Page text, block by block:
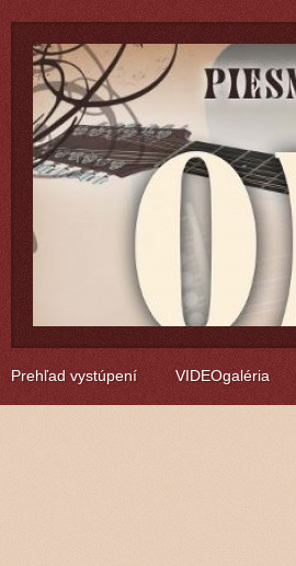
Prehľad vystúpení VIDEOgaléria